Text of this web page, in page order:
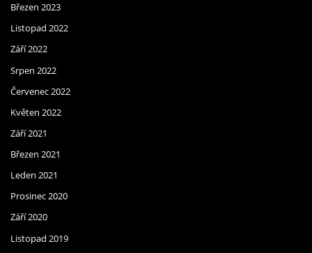
Březen 2023
Listopad 2022
Září 2022
Srpen 2022
Červenec 2022
Květen 2022
Září 2021
Březen 2021
Leden 2021
Prosinec 2020
Září 2020
Listopad 2019